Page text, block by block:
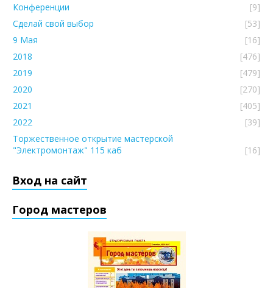
Конференции
[9]
Сделай свой выбор
[53]
9 Мая
[16]
2018
[476]
2019
[479]
2020
[270]
2021
[405]
2022
[39]
Торжественное открытие мастерской
"Электромонтаж" 115 каб
[16]
Вход на сайт
Город мастеров